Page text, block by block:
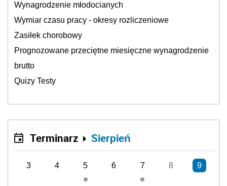
Wynagrodzenie młodocianych
Wymiar czasu pracy - okresy rozliczeniowe
Zasiłek chorobowy
Prognozowane przeciętne miesięczne wynagrodzenie
brutto
Quizy Testy
Terminarz Sierpień
3 4 5 6 7 8 9